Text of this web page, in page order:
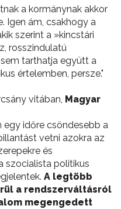
a kormánynak akkor
Igen ám, csakhogy a
szerint a »kincstári
rosszindulatú
tarthatja együtt a
értelemben, persze."
vitában, Magyar
egy időre csöndesebb a
vetni azokra az
és
szocialista politikus
A legtöbb
a rendszerváltásról
megengedett